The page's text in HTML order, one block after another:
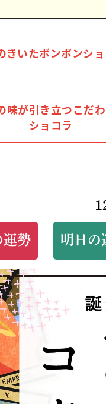
きいたボンボンシ
味が引き立つこだ
ショコラ
運勢 明日の